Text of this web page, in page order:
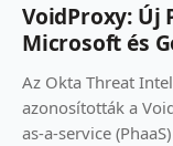
VoidProxy: Új
Microsoft és
Az Okta Threat
azonosították a
as-a-service